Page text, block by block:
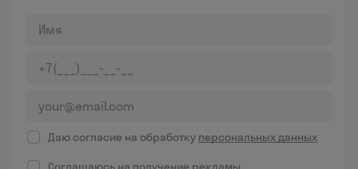
Даю согласие на обработку персональных данных